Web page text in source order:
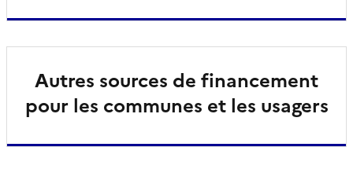
Autres sources de financement
pour les communes et les usagers